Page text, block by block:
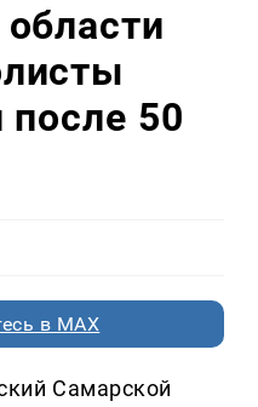
после 50
в MAX
Самарской